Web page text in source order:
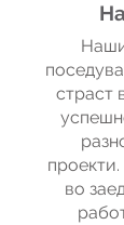
страст
во